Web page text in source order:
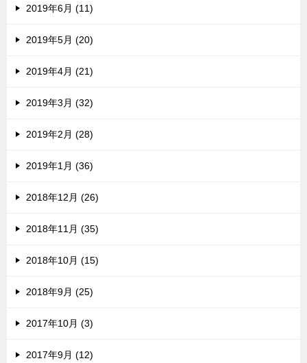
2019年6月 (11)
2019年5月 (20)
2019年4月 (21)
2019年3月 (32)
2019年2月 (28)
2019年1月 (36)
2018年12月 (26)
2018年11月 (35)
2018年10月 (15)
2018年9月 (25)
2017年10月 (3)
2017年9月 (12)